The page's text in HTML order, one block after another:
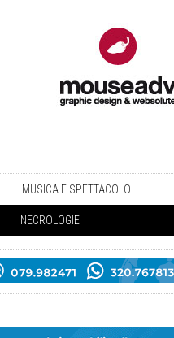
MUSICA E SPETTACOLO
NECROLOGIE